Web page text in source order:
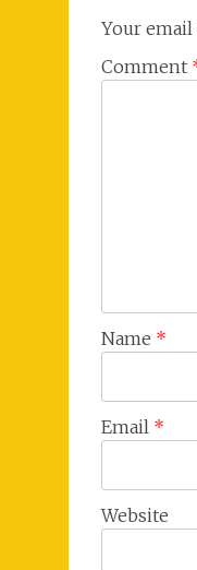
Your
Comment
Name *
Email *
Website